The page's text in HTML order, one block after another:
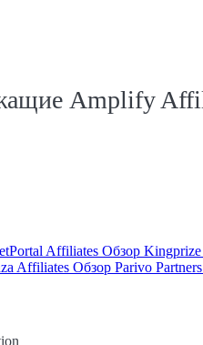
Amplify
Affiliates Обзор
Affiliates Обзор Parivo